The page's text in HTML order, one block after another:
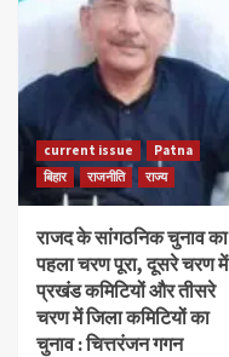
current issue
Patna
बिहार
राजनीति राज्य
राजद के सांगठनिक चुनाव का
पहला चरण पूरा, दूसरे चरण में
प्रखंड कमिटियों और तीसरे
चरण में जिला कमिटियों का
चुनाव : चित्तरंजन गगन